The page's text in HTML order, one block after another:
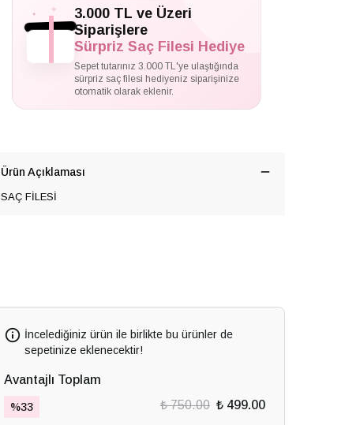
✦
3.000 TL ve Üzeri
Siparişlere
Sürpriz Saç Filesi Hediye
Sepet tutarınız 3.000 TL'ye ulaştığında
sürpriz saç filesi hediyeniz siparişinize
otomatik olarak eklenir.
Ürün Açıklaması
SAÇ FİLESİ
İncelediğiniz ürün ile birlikte bu ürünler de
sepetinize eklenecektir!
Avantajlı Toplam
%33 ₺ 750.00 ₺ 499.00